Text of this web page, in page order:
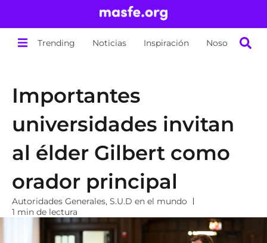
Trending Noticias Inspiración Nosotros
Importantes
universidades invitan
al élder Gilbert como
orador principal
Autoridades Generales, S.U.D en el mundo
1 min de lectura